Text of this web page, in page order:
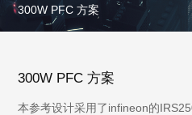
300W PFC 方案
300W PFC 方案
本参考设计采用了infineon的